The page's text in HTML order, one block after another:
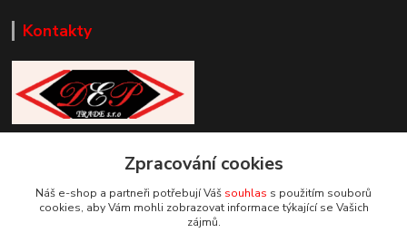
Kontakty
+420 777 085 857
info@deptrade.cz
Zpracování cookies
Náš e-shop a partneři potřebují Váš souhlas s použitím souborů
cookies, aby Vám mohli zobrazovat informace týkající se Vašich
zájmů.